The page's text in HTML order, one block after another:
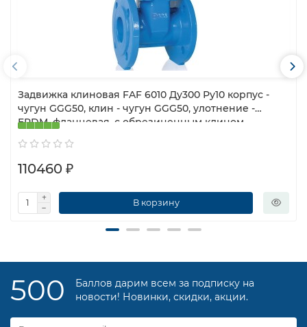
Задвижка клиновая FAF 6010 Ду300 Ру10 корпус -
чугун GGG50, клин - чугун GGG50, улотнение -
EPDM, фланцевая, с обрезиненным клином,
110460 ₽
В корзину
500
Баллов дарим всем за подписку на
новости! Новинки, скидки, акции.